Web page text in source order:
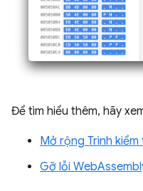
Để tìm hiểu thêm, hãy
Mở rộng Trình
Gỡ lỗi